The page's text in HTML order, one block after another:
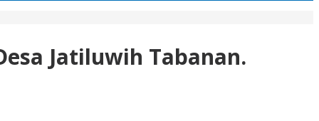
Jatiluwih Tabanan.